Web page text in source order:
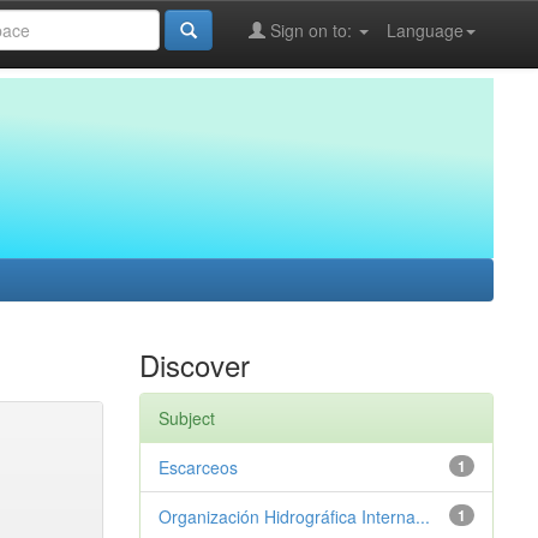
Language
Sign on to:
Discover
Subject
1
Escarceos
1
Organización Hidrográfica Interna...